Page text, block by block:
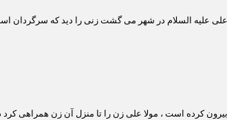
علیه السلام در شهر می گشت زنی را دید که سرگردان
کرده است ، مولا علی زن را تا منزل آن زن همراهی